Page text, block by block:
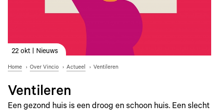
22 okt | Nieuws
Home Over Vincio Actueel Ventileren
Ventileren
Een gezond huis is een droog en schoon huis. Een slecht